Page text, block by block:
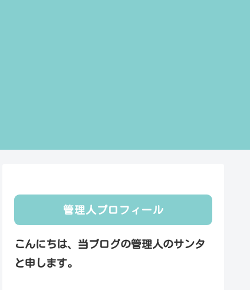
管理人プロフィール
こんにちは、当ブログの管理人のサンタ
と申します。